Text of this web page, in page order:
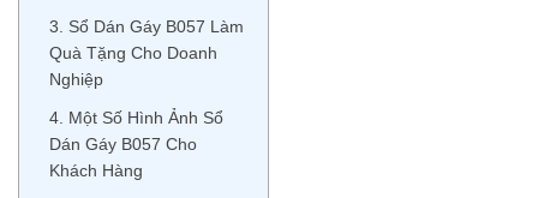
3. Sổ Dán Gáy B057 Làm
Quà Tặng Cho Doanh
Nghiệp
4. Một Số Hình Ảnh Sổ
Dán Gáy B057 Cho
Khách Hàng